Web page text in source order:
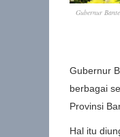
Gubernur
Gubernur
berbagai
Provinsi
Hal itu